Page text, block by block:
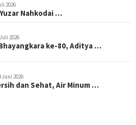
2026
Nahkodai …
2026
ke-80, Aditya …
Juni 2026
dan Sehat, Air Minum …